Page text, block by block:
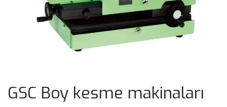
GSC Boy kesme makinaları